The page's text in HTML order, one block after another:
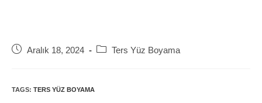
Post Aralık 18, 2024
PostTers Yüz Boyama
TAGS: TERS YÜZ BOYAMA